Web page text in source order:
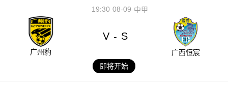
08-09
19:30 中甲
广州豹
V - S
广西恒宸
即将开始